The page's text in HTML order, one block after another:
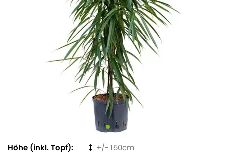
Höhe (inkl. Topf)
150